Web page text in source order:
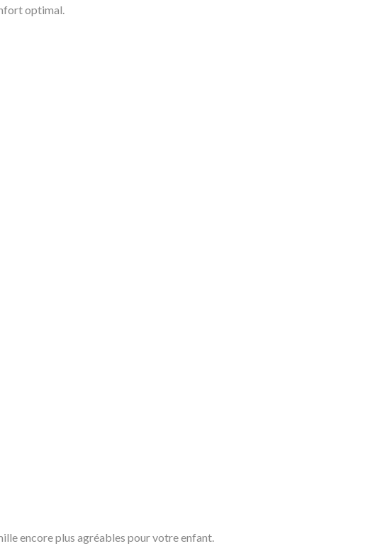
optimal.
encore plus agréables pour votre enfant.